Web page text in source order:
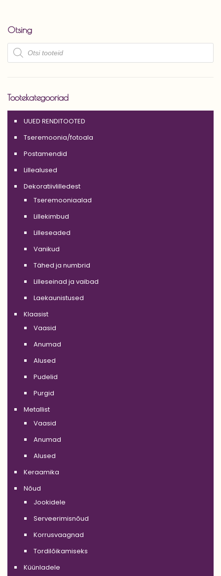
Otsing
Products
search
Tootekategooriad
UUED RENDITOOTED
Tseremoonia/fotoala
Postamendid
Lillealused
Dekoratiivlilledest
Tseremooniaalad
Lillekimbud
Lilleseaded
Vanikud
Tähed ja numbrid
Lilleseinad ja vaibad
Laekaunistused
Klaasist
Vaasid
Anumad
Alused
Pudelid
Purgid
Metallist
Vaasid
Anumad
Alused
Keraamika
Nõud
Jookidele
Serveerimisnõud
Korrusvaagnad
Tordilõikamiseks
Küünladele